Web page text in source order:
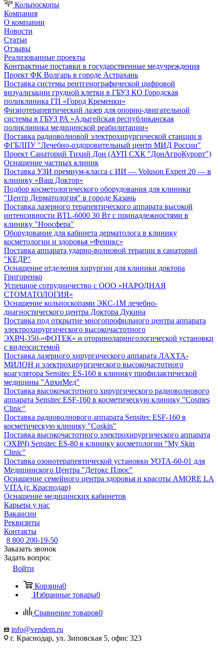
Кольпоскопы
Компания
О компании
Новости
Статьи
Отзывы
Реализованные проекты
Контрактные поставки в государственные медучреждения
Проект ФК Волгарь в городе Астрахань
Поставка системы рентгенографической цифровой
визуализации грудной клетки в ГБУЗ КО Городская
поликлиника ГП «Город Кременки»
Физиотерапевтический лазер для опорно-двигательной
системы в ГБУЗ РА «Адыгейская республиканская
поликлиника медицинской реабилитации»
Поставка радиоволновой электрохирургической станции в
ФГБЛПУ "Лечебно-оздоровительный центр МИД России"
Проект Санаторий Тихий Дон (АУП СХК "ДонАгроКурорт")
Оснащение частных клиник
Поставка УЗИ премиум-класса с ИИ — Voluson Expert 20 — в
клинику «Ваш Доктор»
Подбор косметологического оборудования для клиники
"Центр Дерматология" в городе Казань
Поставка лазерного терапевтического аппарата высокой
интенсивности BTL-6000 30 Вт с принадлежностями в
клинику "Ноосфера"
Оборудование для кабинета дерматолога в клинику
косметологии и здоровья «Феникс»
Поставка аппарата ударно-волновой терапии в санаторий
"КЕДР"
Оснащение отделения хирургии для клиники доктора
Григоренко
Успешное сотрудничество с ООО «НАРОДНАЯ
СТОМАТОЛОГИЯ»
Оснащение кольпоскопами ЭКС-1М лечебно-
диагностического центра Доктора Дукина
Поставка под открытие многопрофильного центра аппарата
электрохирургического высокочастотного
ЭХВЧ-350-«ФОТЕК» и оториноларингологической установки
с видеосистемой
Поставка лазерного хирургического аппарата ЛАХТА-
МИЛОН и электрохирургического высокочастотного
коагулятора Sensitec ES-160 в клинику профилактической
медицины "АрхиМед"
Поставка высокочастотного хирургического радиоволнового
аппарата Sensitec ESF-160 в косметическую клинику "Cosmes
Clinic"
Поставка радиоволнового аппарата Sensitec ESF-160 в
косметическую клинику "Coskin"
Поставка высокочастотного электрохирургического аппарата
(ЭХВЧ) Sensitec ES-80 в клинику косметологии "My Skin
Clinic"
Поставка озонотерапевтической установки УОТА-60-01 для
Медицинского Центра "Детокс Плюс"
Оснащение семейного центра здоровья и красоты AMORE LA
VITA (г. Краснодар)
Оснащение медицинских кабинетов
Карьера у нас
Вакансии
Реквизиты
Контакты
8 800 200-19-50
Заказать звонок
Задать вопрос
Войти
Корзина0
Избранные товары0
Сравнение товаров0
info@vendem.ru
г. Краснодар, ул. Зиповская 5, офис 323